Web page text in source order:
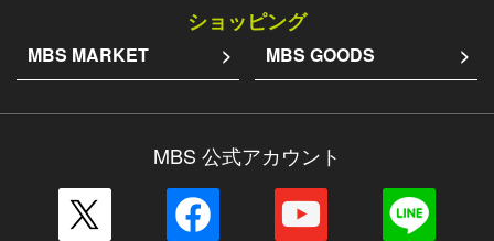
ショッピング
MBS MARKET MBS GOODS
MBS 公式アカウント